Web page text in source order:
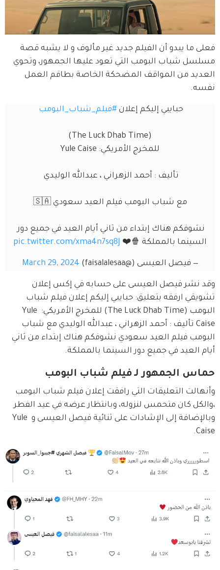
فعلى ما يبدو أن الفيلم جديد غير مألوف و لا يشبه قصة
مسلسل شباب البومب التي تعود عليها الجمهور، وتحوي
العديد من المواقف المضحكة الخاصة بطاقم العمل
نفسه.
حبايبي إليكم إعلان #فيلم_شباب_البومب
(The Luck Dhab Time)
للمخرج الأمريكي: Yule Caise
تأليف : أحمد الزهراني ، عبدالله الوليدي
مع شباب البومب فيلم العيد سعودي 🇸🇦
نشوفكم هناك إبتداء من ثاني أيام العيد في جميع دور
السينما بالمملكة 🍿❤️
pic.twitter.com/xma4n7sq8J
— فيصل العيسى (@faisalalesaa) March 29, 2024
وقد نشر فيصل العيسى على حسابه في إكس إعلان
تشويقي ارفقه بتعليق: حبايبي إليكم إعلان فيلم شباب
البومب (The Luck Dhab Time) للمخرج الأمريكي: Yule
Caise تأليف : أحمد الزهراني ، عبدالله الوليدي مع شباب
البومب فيلم العيد سعودي نشوفكم هناك إبتداء من ثاني
أيام العيد في جميع دور السينما بالمملكة.
حماس الجمهور لـ فيلم شباب البومب
وأنهالت التعليقات التي رافقت إعلان فيلم شباب البومب
،والكل كان متحمس لنزوله، وبانتظار عرضه في عيد الفطر
وبالإضافة إلى الإشادات على ثنائية فيصل العيسى و Yule
Caise.